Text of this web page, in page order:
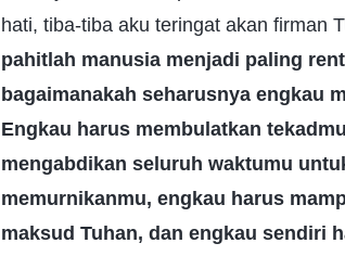
hati, tiba-tiba aku teringat akan firman
pahitlah manusia menjadi paling
bagaimanakah seharusnya engkau
Engkau harus membulatkan
mengabdikan seluruh waktumu
memurnikanmu, engkau harus
maksud Tuhan, dan engkau sendiri